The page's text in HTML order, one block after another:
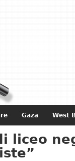
Gaza West
liceo